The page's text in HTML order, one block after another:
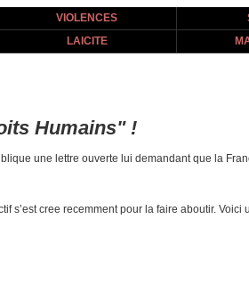
VIOLENCES
LAICITE
Humains" !
une lettre ouverte lui demandant que la
s’est cree recemment pour la faire aboutir. Voici